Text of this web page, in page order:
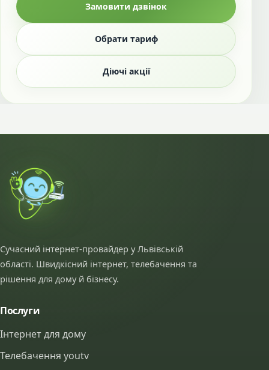
Замовити дзвінок
Обрати тариф
Діючі акції
Сучасний інтернет-провайдер у Львівській
області. Швидкісний інтернет, телебачення та
рішення для дому й бізнесу.
Послуги
Інтернет для дому
Телебачення youtv